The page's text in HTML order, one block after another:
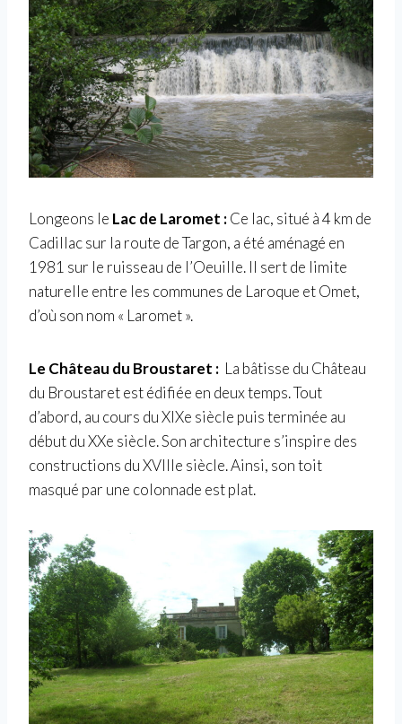
Longeons le Lac de Laromet :Ce lac, situé à 4 km de
Cadillac sur la route de Targon, a été aménagé en
1981 sur le ruisseau de l’Oeuille. Il sert de limite
naturelle entre les communes de Laroque et Omet,
d’où son nom « Laromet ».
Le Château du Broustaret : La bâtisse du Château
du Broustaret est édifiée en deux temps. Tout
d’abord, au cours du XIXe siècle puis terminée au
début du XXe siècle. Son architecture s’inspire des
constructions du XVIIIe siècle. Ainsi, son toit
masqué par une colonnade est plat.